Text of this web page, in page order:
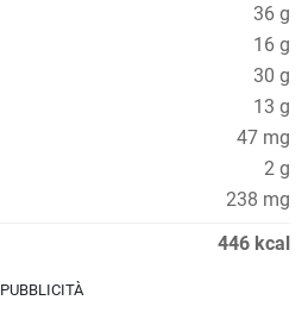
36 g
16 g
30 g
13 g
47 mg
2 g
238 mg
446 kcal
PUBBLICITÀ